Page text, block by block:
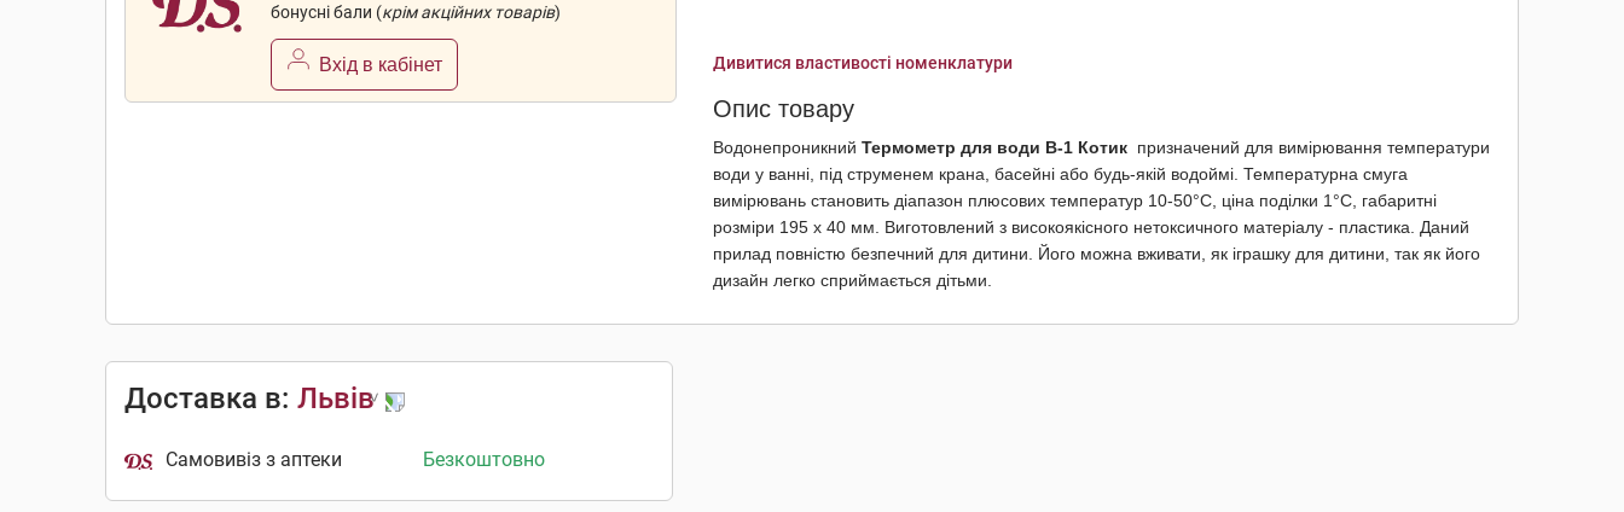
бонусні бали (крім акційних товарів)
Вхід в кабінет Дивитися властивості номенклатури
Опис товару
Водонепроникний Термометр для води В-1 Котик призначений для вимірювання температури
води у ванні, під струменем крана, басейні або будь-якій водоймі. Температурна смуга
вимірювань становить діапазон плюсових температур 10-50°C, ціна поділки 1°C, габаритні
розміри 195 х 40 мм. Виготовлений з високоякісного нетоксичного матеріалу - пластика. Даний
прилад повністю безпечний для дитини. Його можна вживати, як іграшку для дитини, так як його
дизайн легко сприймається дітьми.
Доставка в: Львів
Самовивіз з аптеки Безкоштовно